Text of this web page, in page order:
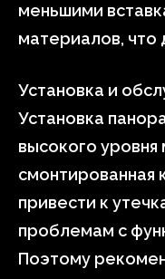
меньшими
материалов, что
Установка и
Установка
высокого
смонтированная
привести к
проблемам с
Поэтому